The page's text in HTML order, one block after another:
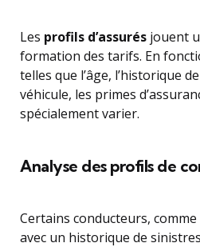
Les profils d’assurés jouent
formation des tarifs. En
telles que l’âge, l’historique
véhicule, les primes
spécialement varier.
Analyse des profils de
Certains conducteurs,
avec un historique de